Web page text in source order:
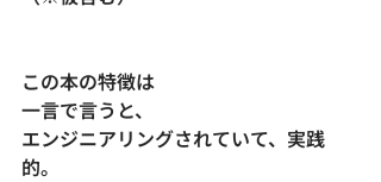
この本の特徴は
一言で言うと、
エンジニアリングされていて、実践
的。